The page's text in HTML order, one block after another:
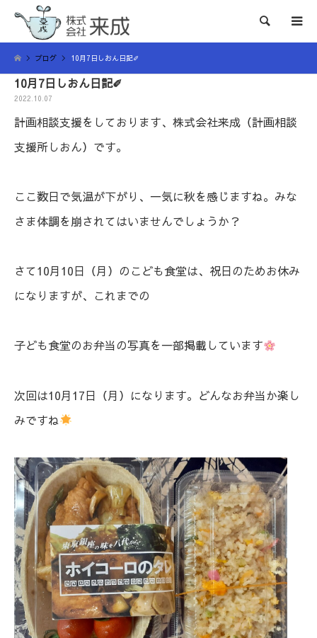
検索
ブログ 10月7日しおん日記✐
10月7日しおん日記✐
2022.10.07
計画相談支援をしております、株式会社来成（計画相談
支援所しおん）です。
ここ数日で気温が下がり、一気に秋を感じますね。みな
さま体調を崩されてはいませんでしょうか？
さて10月10日（月）のこども食堂は、祝日のためお休み
になりますが、これまでの
子ども食堂のお弁当の写真を一部掲載しています
次回は10月17日（月）になります。どんなお弁当か楽し
みですね